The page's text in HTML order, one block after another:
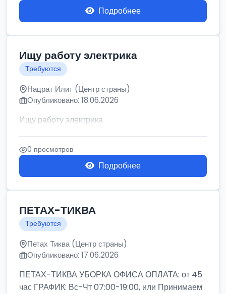
Подробнее
Ищу работу электрика
Требуются
Нацрат Илит (Центр страны)
Опубликовано: 18.06.2026
Ищу работу электрика
0 просмотров
Подробнее
ПЕТАХ-ТИКВА
Требуются
Петах Тиква (Центр страны)
Опубликовано: 17.06.2026
ПЕТАХ-ТИКВА УБОРКА ОФИСА ОПЛАТА: от 45
час ГРАФИК: Вс-Чт 07:00-19:00, или Принимаем